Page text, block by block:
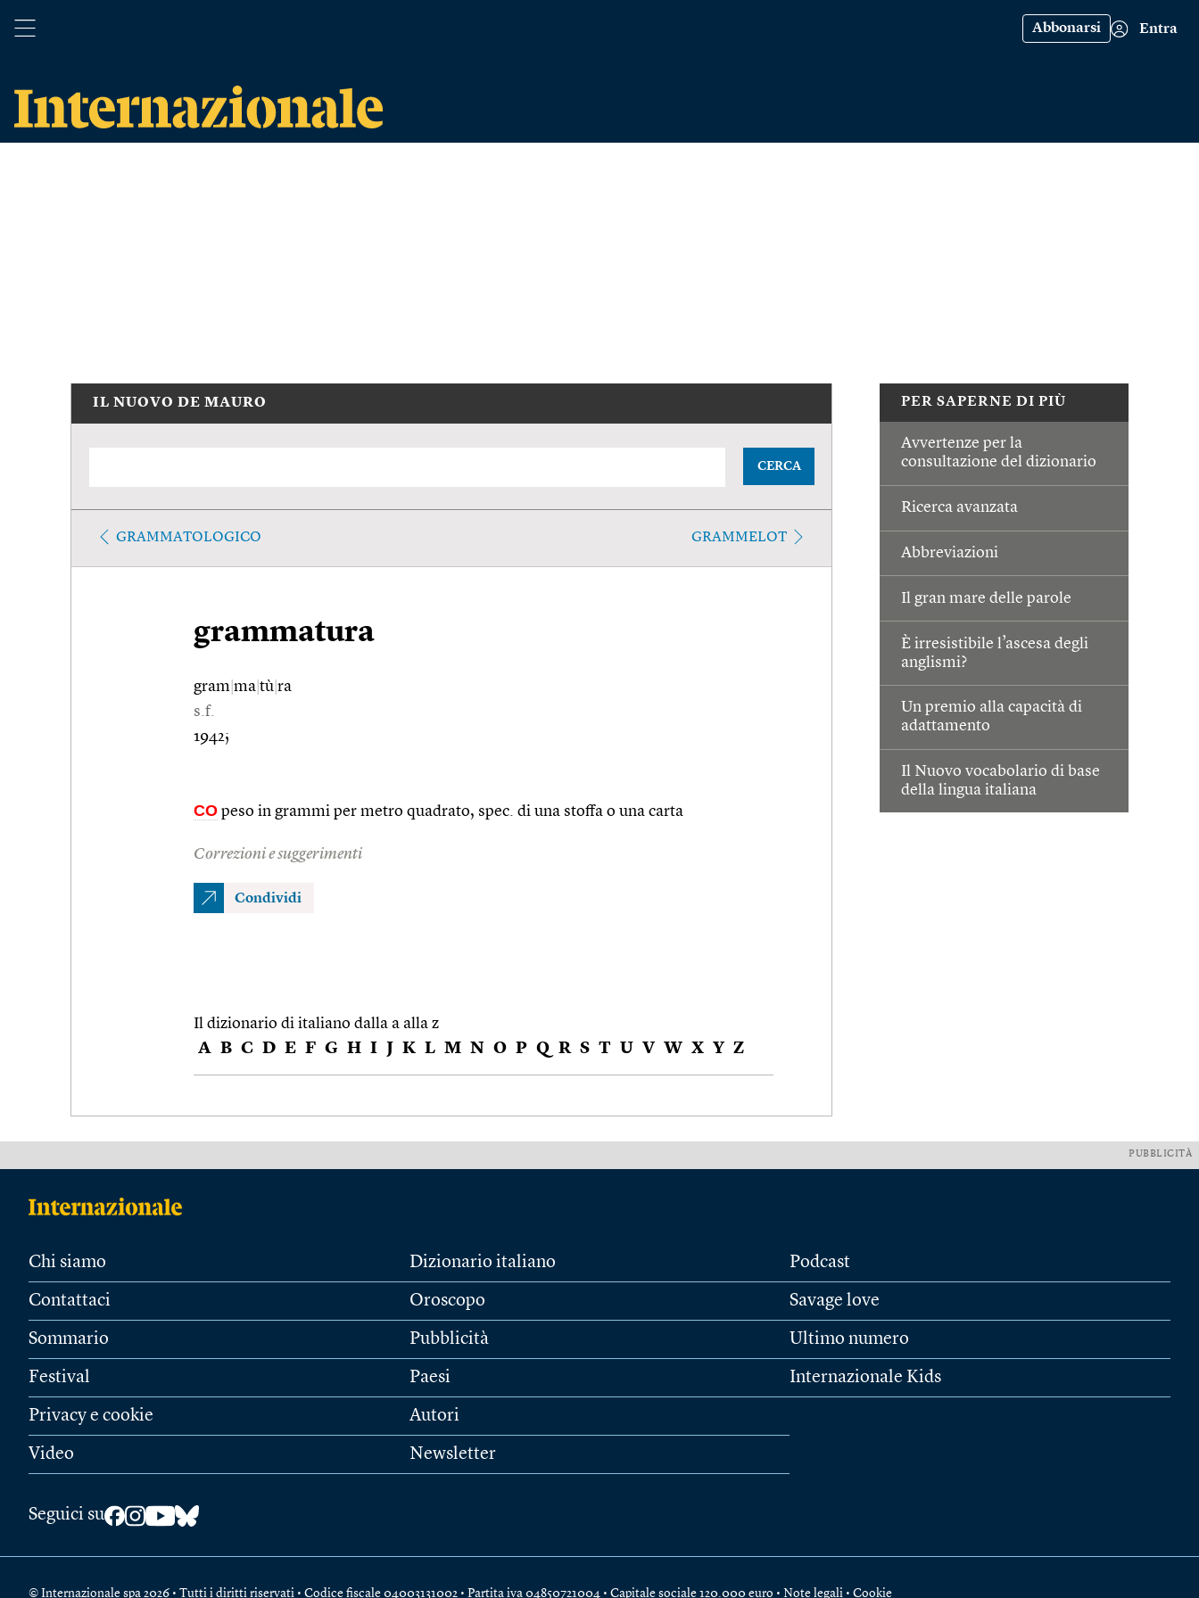
Abbonarsi Entra
PER SAPERNE DI PIÙ
Avvertenze per la
consultazione del dizionario
Ricerca avanzata
Abbreviazioni
Il gran mare delle parole
È irresistibile l’ascesa degli
anglismi?
Un premio alla capacità di
adattamento
Il Nuovo vocabolario di base
della lingua italiana
IL NUOVO DE MAURO
CERCA
GRAMMATOLOGICO GRAMMELOT
grammatura
gram ma tù ra
s.f.
1942;
CO peso in grammi per metro quadrato, spec. di una stoffa o una carta
Correzioni e suggerimenti
Condividi
Il dizionario di italiano dalla a alla z
A B C D E F G H I J K L M N O P Q R S T U V W X Y Z
PUBBLICITÀ
Chi siamo
Contattaci
Sommario
Festival
Privacy e cookie
Video
Dizionario italiano
Oroscopo
Pubblicità
Paesi
Autori
Newsletter
Podcast
Savage love
Ultimo numero
Internazionale Kids
Seguici su
© Internazionale spa 2026 • Tutti i diritti riservati • Codice fiscale 04003131002 • Partita iva 04850721004 • Capitale sociale 120.000 euro • Note legali • Cookie